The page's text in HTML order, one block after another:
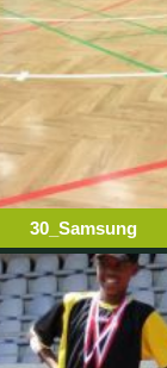
30_Samsung